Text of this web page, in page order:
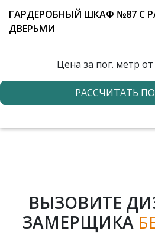
ГАРДЕРОБНЫЙ ШКАФ №87 С
ДВЕРЬМИ
Цена за пог. метр от
РАССЧИТАТЬ
ВЫЗОВИТЕ
ЗАМЕРЩИКА